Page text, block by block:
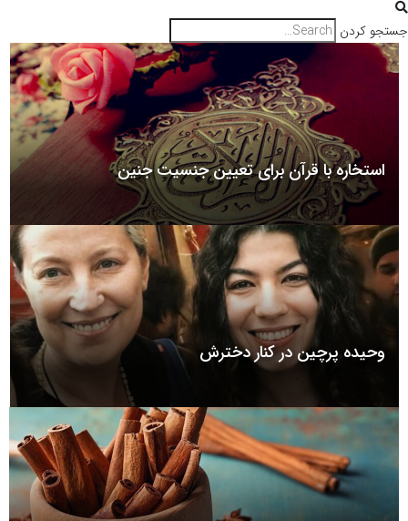
جستجو کردن
استخاره با قرآن برای تعیین جنسیت جنین
وحیده پرچین در کنار دخترش